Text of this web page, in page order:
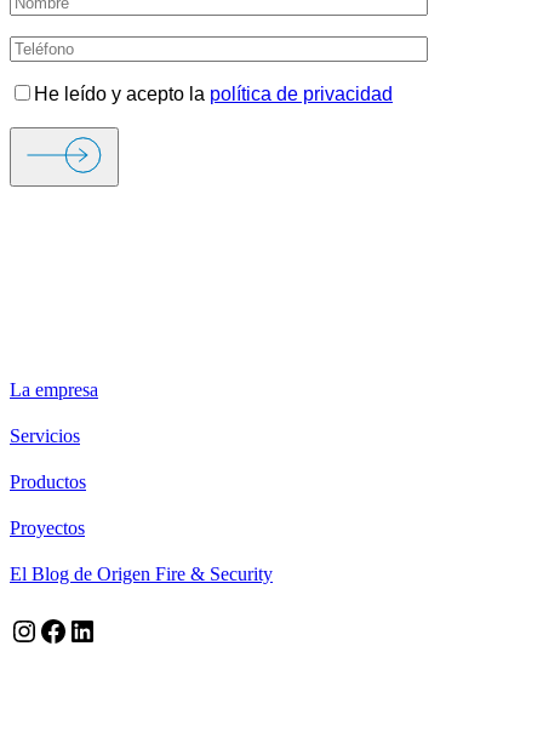
He leído y acepto la política de privacidad
La empresa
Servicios
Productos
Proyectos
El Blog de Origen Fire & Security
Instagram
Facebook
LinkedIn